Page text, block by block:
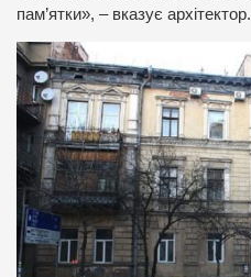
пам’ятки», – вказує архітектор.